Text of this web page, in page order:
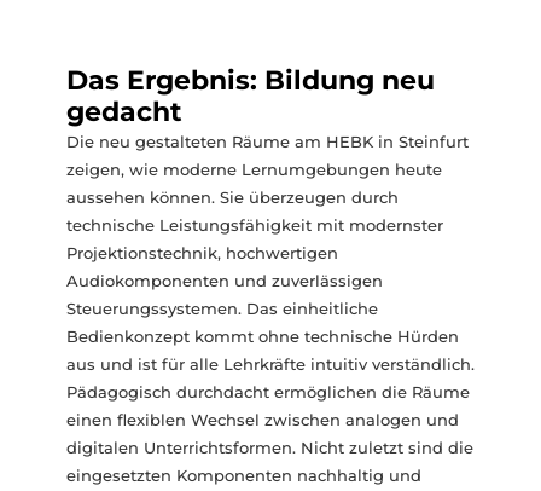
Das Ergebnis: Bildung neu
gedacht
Die neu gestalteten Räume am HEBK in Steinfurt
zeigen, wie moderne Lernumgebungen heute
aussehen können. Sie überzeugen durch
technische Leistungsfähigkeit mit modernster
Projektionstechnik, hochwertigen
Audiokomponenten und zuverlässigen
Steuerungssystemen. Das einheitliche
Bedienkonzept kommt ohne technische Hürden
aus und ist für alle Lehrkräfte intuitiv verständlich.
Pädagogisch durchdacht ermöglichen die Räume
einen flexiblen Wechsel zwischen analogen und
digitalen Unterrichtsformen. Nicht zuletzt sind die
eingesetzten Komponenten nachhaltig und